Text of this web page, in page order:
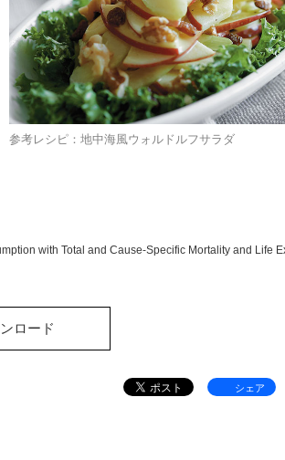
参考レシピ：地中海風ウォルドルフサラダ
with Total and Cause-Specific Mortality and Life
ロード
シェア